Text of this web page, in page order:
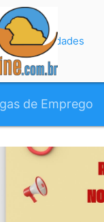
Variedades
de Emprego